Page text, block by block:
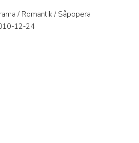
/ Romantik / Såpopera
12-24